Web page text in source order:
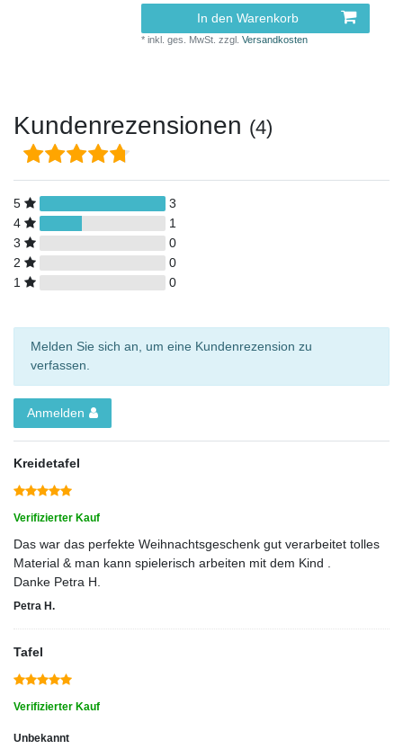
In den Warenkorb
*inkl. ges. MwSt. zzgl.Versandkosten
Kundenrezensionen (4)
5
3
4
1
3
0
2
0
1
0
Melden Sie sich an, um eine Kundenrezension zu
verfassen.
Anmelden
Kreidetafel
Verifizierter Kauf
Das war das perfekte Weihnachtsgeschenk gut verarbeitet tolles
Material & man kann spielerisch arbeiten mit dem Kind .
Danke Petra H.
Petra H.
Tafel
Verifizierter Kauf
Unbekannt